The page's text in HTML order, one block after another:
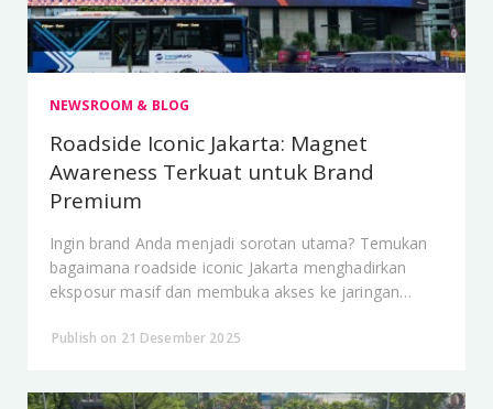
NEWSROOM & BLOG
Roadside Iconic Jakarta: Magnet
Awareness Terkuat untuk Brand
Premium
Ingin brand Anda menjadi sorotan utama? Temukan
bagaimana roadside iconic Jakarta menghadirkan
eksposur masif dan membuka akses ke jaringan
Publish on 21 Desember 2025